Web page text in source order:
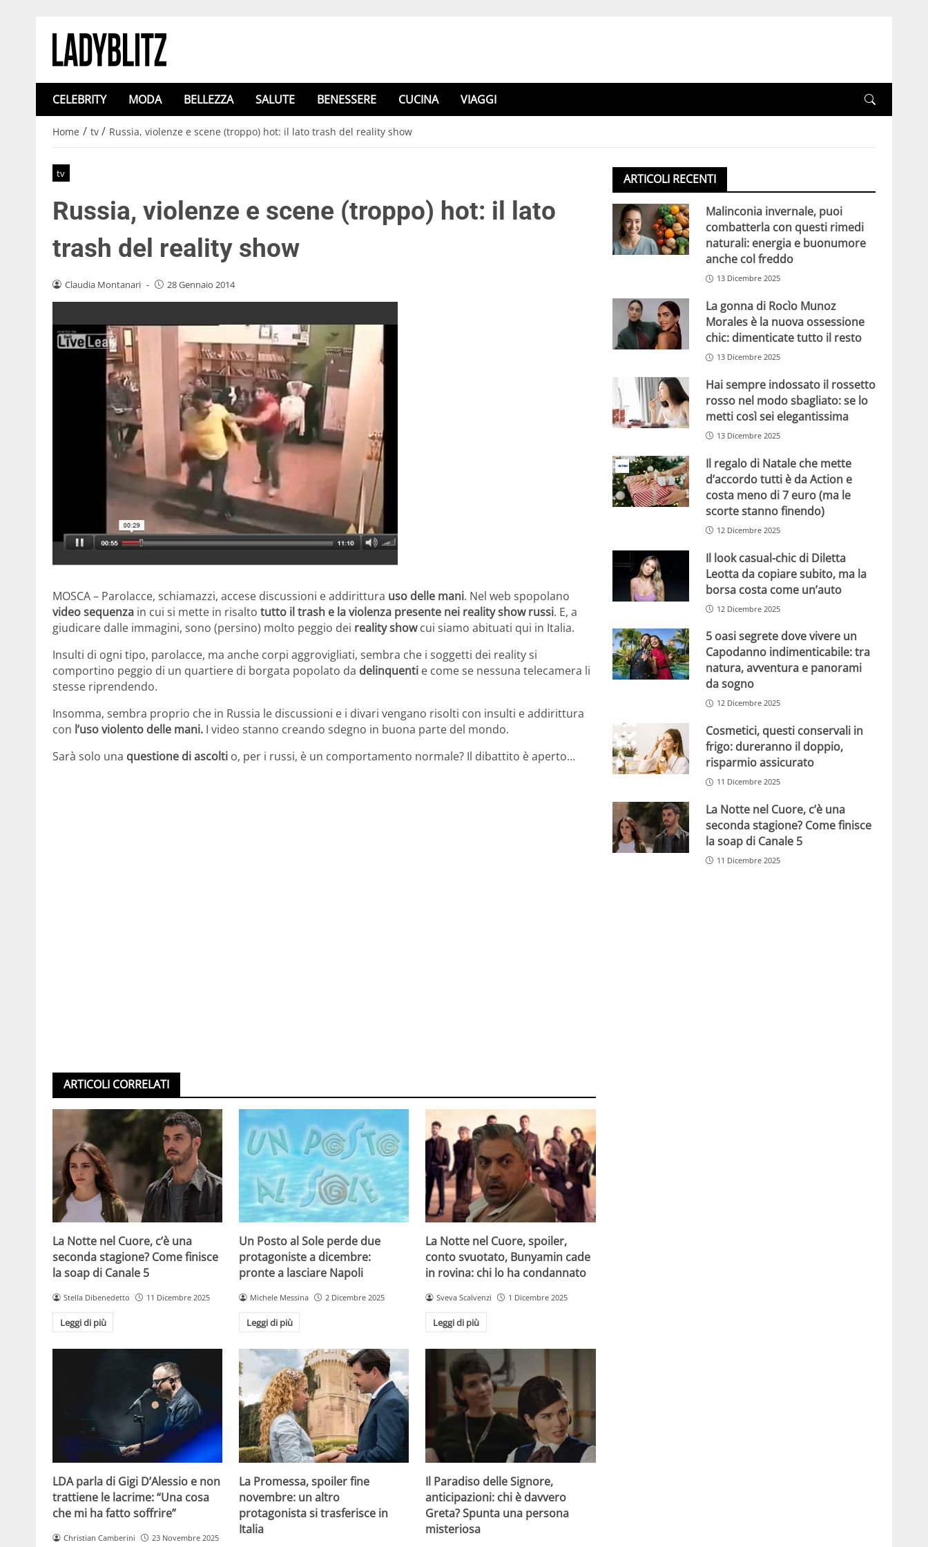
CELEBRITY MODA BELLEZZA SALUTE BENESSERE CUCINA VIAGGI
Home / tv / Russia, violenze e scene (troppo) hot: il lato trash del reality show
tv
Russia, violenze e scene (troppo) hot: il lato
trash del reality show
Claudia Montanari - 28 Gennaio 2014
MOSCA – Parolacce, schiamazzi, accese discussioni e addirittura uso delle mani. Nel web spopolano
video sequenza in cui si mette in risalto tutto il trash e la violenza presente nei reality show russi. E, a
giudicare dalle immagini, sono (persino) molto peggio dei reality showcui siamo abituati qui in Italia.
Insulti di ogni tipo, parolacce, ma anche corpi aggrovigliati, sembra che i soggetti dei reality si
comportino peggio di un quartiere di borgata popolato da delinquenti e come se nessuna telecamera li
stesse riprendendo.
Insomma, sembra proprio che in Russia le discussioni e i divari vengano risolti con insulti e addirittura
con l’uso violento delle mani. I video stanno creando sdegno in buona parte del mondo.
Sarà solo una questione di ascolti o, per i russi, è un comportamento normale? Il dibattito è aperto…
ARTICOLI CORRELATI
La Notte nel Cuore, c’è una
seconda stagione? Come finisce
la soap di Canale 5
Stella Dibenedetto 11 Dicembre 2025
Leggi di più
Un Posto al Sole perde due
protagoniste a dicembre:
pronte a lasciare Napoli
Michele Messina 2 Dicembre 2025
Leggi di più
La Notte nel Cuore, spoiler,
conto svuotato, Bunyamin cade
in rovina: chi lo ha condannato
Sveva Scalvenzi 1 Dicembre 2025
Leggi di più
LDA parla di Gigi D’Alessio e non
trattiene le lacrime: “Una cosa
che mi ha fatto soffrire”
Christian Camberini 23 Novembre 2025
La Promessa, spoiler fine
novembre: un altro
protagonista si trasferisce in
Italia
Il Paradiso delle Signore,
anticipazioni: chi è davvero
Greta? Spunta una persona
misteriosa
ARTICOLI RECENTI
Malinconia invernale, puoi
combatterla con questi rimedi
naturali: energia e buonumore
anche col freddo
13 Dicembre 2025
La gonna di Rocìo Munoz
Morales è la nuova ossessione
chic: dimenticate tutto il resto
13 Dicembre 2025
Hai sempre indossato il rossetto
rosso nel modo sbagliato: se lo
metti così sei elegantissima
13 Dicembre 2025
Il regalo di Natale che mette
d’accordo tutti è da Action e
costa meno di 7 euro (ma le
scorte stanno finendo)
12 Dicembre 2025
Il look casual-chic di Diletta
Leotta da copiare subito, ma la
borsa costa come un’auto
12 Dicembre 2025
5 oasi segrete dove vivere un
Capodanno indimenticabile: tra
natura, avventura e panorami
da sogno
12 Dicembre 2025
Cosmetici, questi conservali in
frigo: dureranno il doppio,
risparmio assicurato
11 Dicembre 2025
La Notte nel Cuore, c’è una
seconda stagione? Come finisce
la soap di Canale 5
11 Dicembre 2025